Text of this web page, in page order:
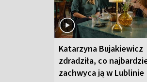
Katarzyna Bujakiewicz
zdradziła, co
zachwyca ją w Lublinie